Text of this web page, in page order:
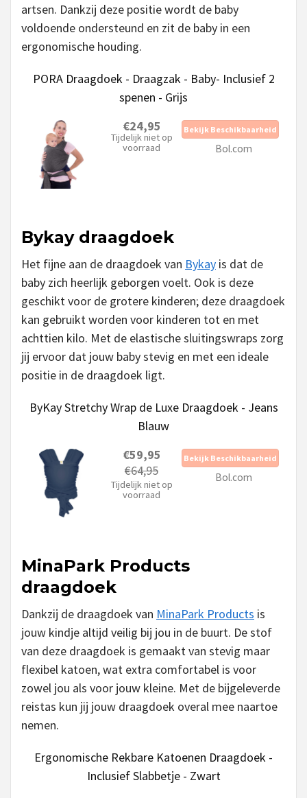
artsen. Dankzij deze positie wordt de baby
voldoende ondersteund en zit de baby in een
ergonomische houding.
PORA Draagdoek - Draagzak - Baby- Inclusief 2
spenen - Grijs
€24,95
Tijdelijk niet op
voorraad
Bekijk Beschikbaarheid
Bol.com
Bykay draagdoek
Het fijne aan de draagdoek van Bykay is dat de
baby zich heerlijk geborgen voelt. Ook is deze
geschikt voor de grotere kinderen; deze draagdoek
kan gebruikt worden voor kinderen tot en met
achttien kilo. Met de elastische sluitingswraps zorg
jij ervoor dat jouw baby stevig en met een ideale
positie in de draagdoek ligt.
ByKay Stretchy Wrap de Luxe Draagdoek - Jeans
Blauw
€59,95
€64,95
Tijdelijk niet op
voorraad
Bekijk Beschikbaarheid
Bol.com
MinaPark Products
draagdoek
Dankzij de draagdoek van MinaPark Products is
jouw kindje altijd veilig bij jou in de buurt. De stof
van deze draagdoek is gemaakt van stevig maar
flexibel katoen, wat extra comfortabel is voor
zowel jou als voor jouw kleine. Met de bijgeleverde
reistas kun jij jouw draagdoek overal mee naartoe
nemen.
Ergonomische Rekbare Katoenen Draagdoek -
Inclusief Slabbetje - Zwart